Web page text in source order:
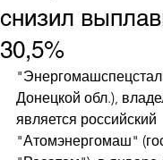
снизил
30,5%
Донецкой обл.),
является российский
"Атомэнергомаш"